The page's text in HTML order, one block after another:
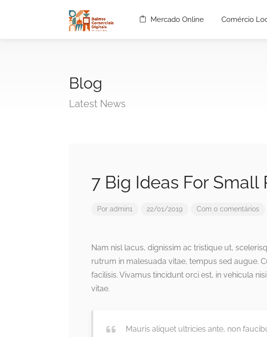
Mercado Online Comércio
Blog
Latest News
7 Big Ideas For Small
Por admin1 22/01/2019 Com 0 comentários
Nam nisl lacus, dignissim ac tristique ut,
rutrum in malesuada vitae, tempus sed augue.
facilisis. Vivamus tincidunt orci est, in vehicula
vitae.
Mauris aliquet ultricies ante, non